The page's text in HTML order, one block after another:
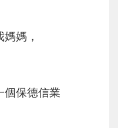
媽，
個保德信業